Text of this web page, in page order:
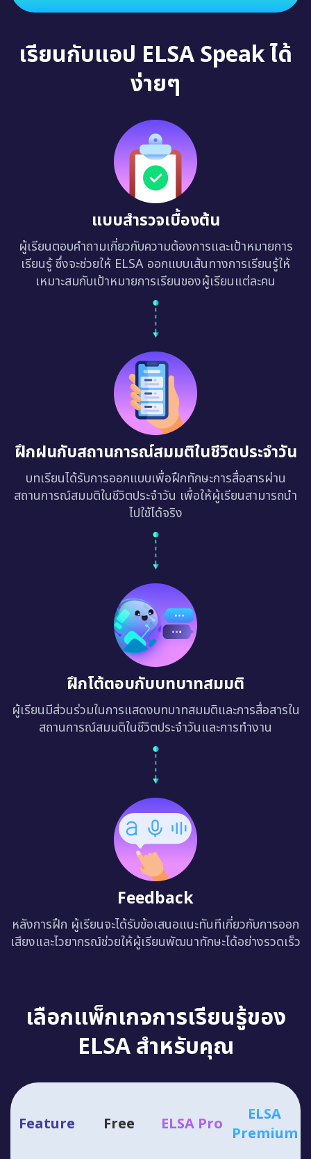
เรียนกับแอป ELSA Speak ได้
ง่ายๆ
แบบสำรวจเบื้องต้น
ผู้เรียนตอบคำถามเกี่ยวกับความต้องการและเป้าหมายการ
เรียนรู้ ซึ่งจะช่วยให้ ELSA ออกแบบเส้นทางการเรียนรู้ให้
เหมาะสมกับเป้าหมายการเรียนของผู้เรียนแต่ละคน
ฝึกฝนกับสถานการณ์สมมติในชีวิตประจำวัน
บทเรียนได้รับการออกแบบเพื่อฝึกทักษะการสื่อสารผ่าน
สถานการณ์สมมติในชีวิตประจำวัน เพื่อให้ผู้เรียนสามารถนำ
ไปใช้ได้จริง
ฝึกโต้ตอบกับบทบาทสมมติ
ผู้เรียนมีส่วนร่วมในการแสดงบทบาทสมมติและการสื่อสารใน
สถานการณ์สมมติในชีวิตประจำวันและการทำงาน
Feedback
หลังการฝึก ผู้เรียนจะได้รับข้อเสนอแนะทันทีเกี่ยวกับการออก
เสียงและไวยากรณ์ช่วยให้ผู้เรียนพัฒนาทักษะได้อย่างรวดเร็ว
เลือกแพ็กเกจการเรียนรู้ของ
ELSA สำหรับคุณ
Feature Free ELSA Pro
ELSA
Premium